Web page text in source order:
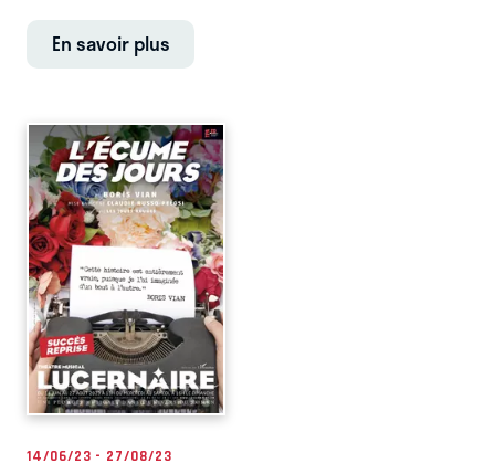
En savoir plus
14/06/23 - 27/08/23